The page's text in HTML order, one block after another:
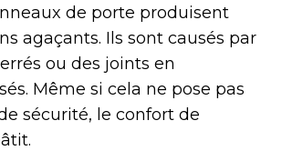
de porte produisent
agaçants. Ils sont causés par
ou des joints en
Même si cela ne pose pas
sécurité, le confort de